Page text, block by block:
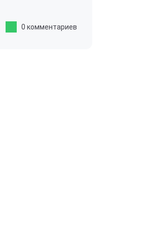
0 комментариев